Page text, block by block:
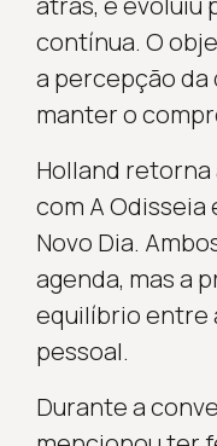
contínua. O
a percepção da
manter o
Holland retorna
com A Odisseia
Novo Dia.
agenda, mas a
equilíbrio entre
pessoal.
Durante a